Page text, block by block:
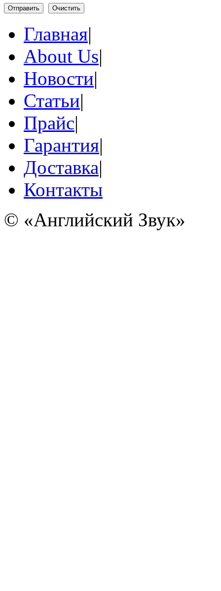
Отправить Очистить
Главная|
About Us|
Новости|
Статьи|
Прайс|
Гарантия|
Доставка|
Контакты
© «Английский Звук»